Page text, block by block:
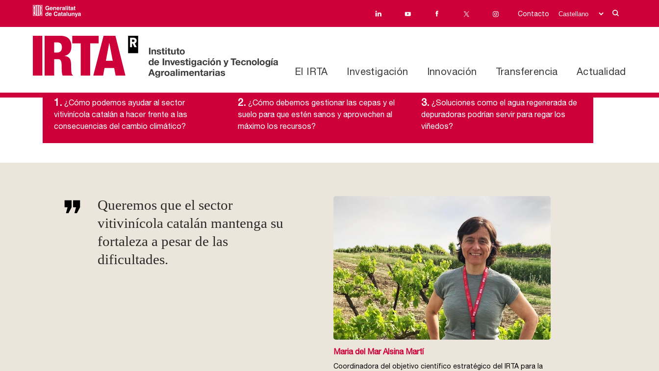
Contacto
El IRTA Investigación Innovación Transferencia Actualidad
Trabajamos para la resiliencia del secto...
1. ¿Cómo podemos ayudar al sector
vitivinícola catalán a hacer frente a las
consecuencias del cambio climático?
2. ¿Cómo debemos gestionar las cepas y el
suelo para que estén sanos y aprovechen al
máximo los recursos?
3. ¿Soluciones como el agua regenerada de
depuradoras podrían servir para regar los
viñedos?
Queremos que el sector
vitivinícola catalán mantenga su
fortaleza a pesar de las
dificultades.
Maria del Mar Alsina Martí
Coordinadora del objetivo científico estratégico del IRTA para la